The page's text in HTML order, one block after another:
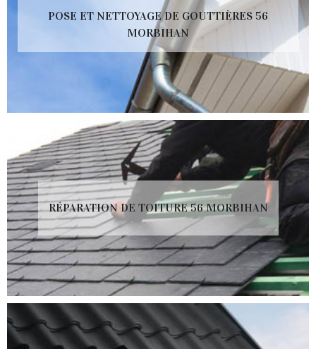
POSE ET NETTOYAGE DE GOUTTIÈRES 56
MORBIHAN
RÉPARATION DE TOITURE 56 MORBIHAN